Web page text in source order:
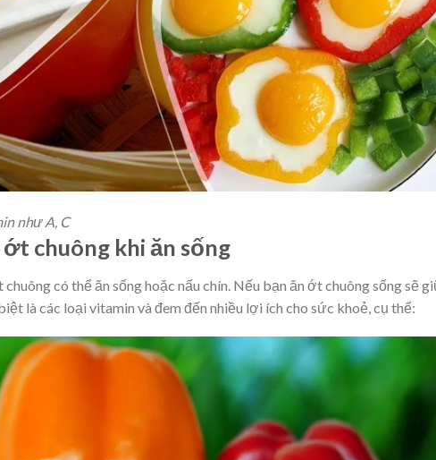
như A, C
chuông khi ăn sống
có thể ăn sống hoặc nấu chín. Nếu bạn ăn ớt chuông sống sẽ
là các loại vitamin và đem đến nhiều lợi ích cho sức khoẻ, cụ thể: